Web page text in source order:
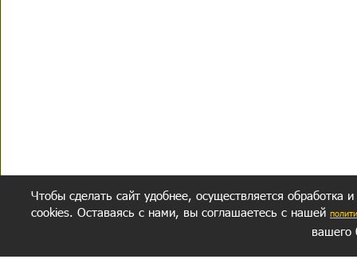
Чтобы сделать сайт удобнее, осуществляется обработка
cookies. Оставаясь с нами, вы соглашаетесь с нашей
вашего